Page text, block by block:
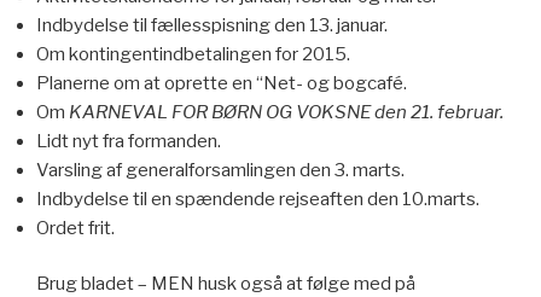
Indbydelse til fællesspisning den 13. januar.
Om kontingentindbetalingen for 2015.
Planerne om at oprette en “Net- og bogcafé.
Om KARNEVAL FOR BØRN OG VOKSNE den 21. februar.
Lidt nyt fra formanden.
Varsling af generalforsamlingen den 3. marts.
Indbydelse til en spændende rejseaften den 10.marts.
Ordet frit.
Brug bladet – MEN husk også at følge med på